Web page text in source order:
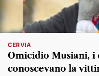
CERVIA
Omicidio Musiani,
conoscevano la